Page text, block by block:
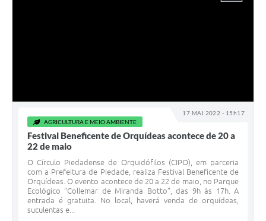
17 MAI 2022 - 15h17
AGRICULTURA E MEIO AMBIENTE
Festival Beneficente de Orquídeas acontece de 20 a
22 de maio
O Círculo Piedadense de Orquidófilos (CIPO), em parceria
com a Prefeitura de Piedade, realiza Festival Beneficente de
Orquídeas. O evento acontece de 20 a 22 de maio, no Parque
Ecológico “Collemar de Miranda Botto”, das 9h às 17h. A
entrada é gratuita. No local, haverá venda de orquídeas,
suculentas e...